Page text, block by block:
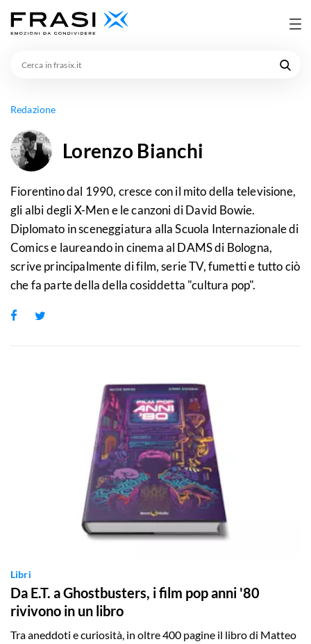
Redazione
Lorenzo Bianchi
Fiorentino dal 1990, cresce con il mito della televisione,
gli albi degli X-Men e le canzoni di David Bowie.
Diplomato in sceneggiatura alla Scuola Internazionale di
Comics e laureando in cinema al DAMS di Bologna,
scrive principalmente di film, serie TV, fumetti e tutto ciò
che fa parte della della cosiddetta "cultura pop".
Facebook
Libri
Da E.T. a Ghostbusters, i film pop anni '80
rivivono in un libro
Tra aneddoti e curiosità, in oltre 400 pagine il libro di Matteo